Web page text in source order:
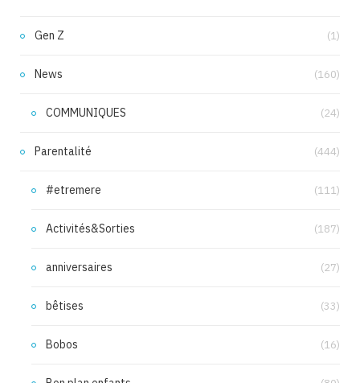
Gen Z (1)
News (160)
COMMUNIQUES (24)
Parentalité (444)
#etremere (111)
Activités&Sorties (187)
anniversaires (27)
bêtises (33)
Bobos (16)